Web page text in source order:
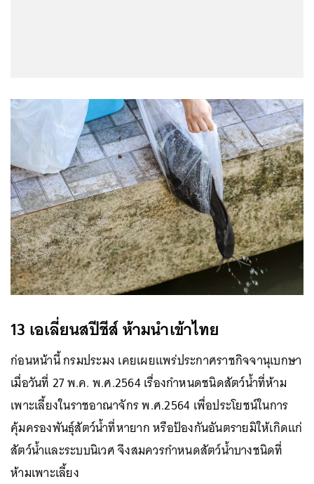
13 เอเลี่ยนสปีชีส์ ห้ามนำเข้าไทย
ก่อนหน้านี้ กรมประมง เคยเผยแพร่ประกาศราชกิจจานุเบกษา
เมื่อวันที่ 27 พ.ค. พ.ศ.2564 เรื่องกำหนดชนิดสัตว์น้ำที่ห้าม
เพาะเลี้ยงในราชอาณาจักร พ.ศ.2564 เพื่อประโยชน์ในการ
คุ้มครองพันธุ์สัตว์น้ำที่หายาก หรือป้องกันอันตรายมิให้เกิดแก่
สัตว์น้ำและระบบนิเวศ จึงสมควรกำหนดสัตว์น้ำบางชนิดที่
ห้ามเพาะเลี้ยง